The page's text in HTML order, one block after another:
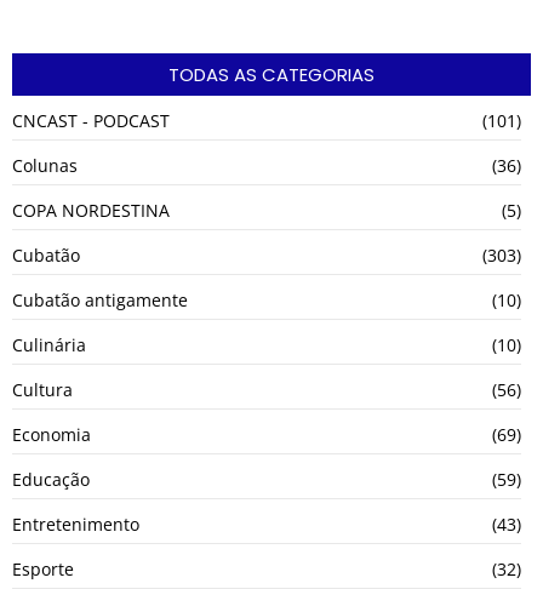
TODAS AS CATEGORIAS
CNCAST - PODCAST
(101)
Colunas
(36)
COPA NORDESTINA
(5)
Cubatão
(303)
Cubatão antigamente
(10)
Culinária
(10)
Cultura
(56)
Economia
(69)
Educação
(59)
Entretenimento
(43)
Esporte
(32)